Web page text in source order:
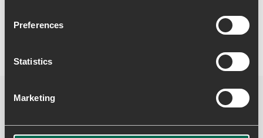
Preferences
Statistics
Marketing